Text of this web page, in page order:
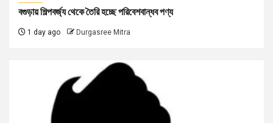
বগুড়ায় শিল্পবর্জ্য থেকে তৈরি হচ্ছে পরিবেশবান্ধব পণ্য
1 day ago Durgasree Mitra